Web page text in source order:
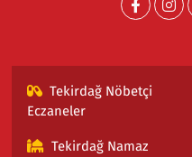
Tekirdağ Nöbetçi
Eczaneler
Tekirdağ Namaz